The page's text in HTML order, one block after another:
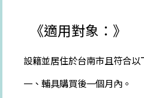
《適用對象：》
設籍並居住於台南市且符合以
一、輔具購買後一個月內。